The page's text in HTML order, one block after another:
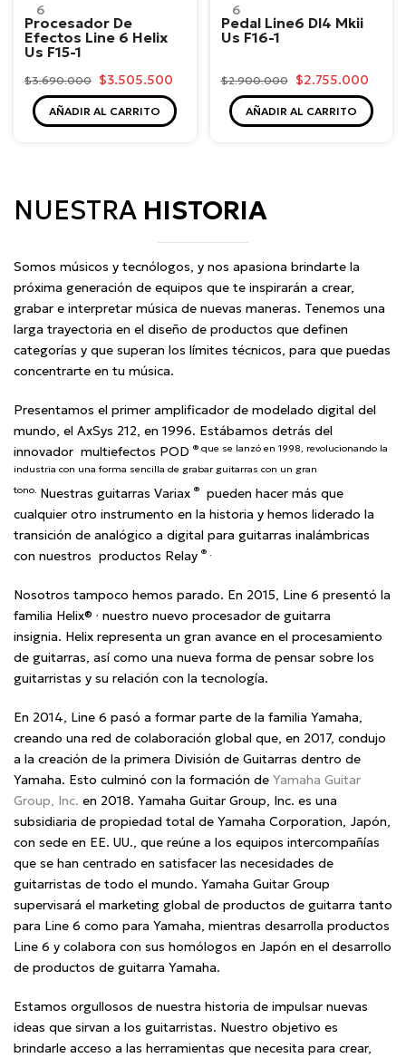
6
Procesador De
Efectos Line 6 Helix
Us F15-1
$3.690.000 $3.505.500
AÑADIR AL CARRITO
6
Pedal Line6 Dl4 Mkii
Us F16-1
$2.900.000 $2.755.000
AÑADIR AL CARRITO
NUESTRA HISTORIA
Somos músicos y tecnólogos, y nos apasiona brindarte la
próxima generación de equipos que te inspirarán a crear,
grabar e interpretar música de nuevas maneras. Tenemos una
larga trayectoria en el diseño de productos que definen
categorías y que superan los límites técnicos, para que puedas
concentrarte en tu música.
Presentamos el primer amplificador de modelado digital del
mundo, el AxSys 212, en 1996. Estábamos detrás del
innovador multiefectos POD ® que se lanzó en 1998, revolucionando la
industria con una forma sencilla de grabar guitarras con un gran
tono. Nuestras guitarras Variax ®
pueden hacer más que
cualquier otro instrumento en la historia y hemos liderado la
transición de analógico a digital para guitarras inalámbricas
con nuestros productos Relay ® .
Nosotros tampoco hemos parado. En 2015, Line 6 presentó la
familia Helix® , nuestro nuevo procesador de guitarra
insignia. Helix representa un gran avance en el procesamiento
de guitarras, así como una nueva forma de pensar sobre los
guitarristas y su relación con la tecnología.
En 2014, Line 6 pasó a formar parte de la familia Yamaha,
creando una red de colaboración global que, en 2017, condujo
a la creación de la primera División de Guitarras dentro de
Yamaha. Esto culminó con la formación de Yamaha Guitar
Group, Inc. en 2018. Yamaha Guitar Group, Inc. es una
subsidiaria de propiedad total de Yamaha Corporation, Japón,
con sede en EE. UU., que reúne a los equipos intercompañías
que se han centrado en satisfacer las necesidades de
guitarristas de todo el mundo. Yamaha Guitar Group
supervisará el marketing global de productos de guitarra tanto
para Line 6 como para Yamaha, mientras desarrolla productos
Line 6 y colabora con sus homólogos en Japón en el desarrollo
de productos de guitarra Yamaha.
Estamos orgullosos de nuestra historia de impulsar nuevas
ideas que sirvan a los guitarristas. Nuestro objetivo es
brindarle acceso a las herramientas que necesita para crear,